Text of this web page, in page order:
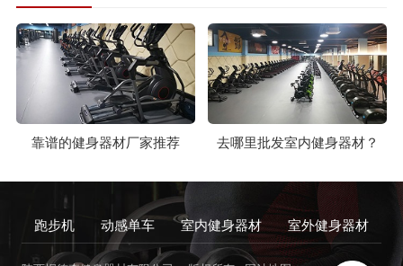
靠谱的健身器材厂家推荐 去哪里批发室内健身器材？
跑步机 动感单车 室内健身器材 室外健身器材